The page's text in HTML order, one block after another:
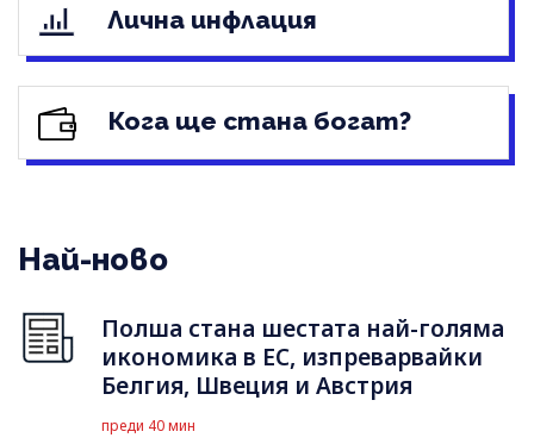
Лична инфлация
Кога ще стана богат?
Най-ново
Полша стана шестата най-голяма
икономика в ЕС, изпреварвайки
Белгия, Швеция и Австрия
преди 40 мин